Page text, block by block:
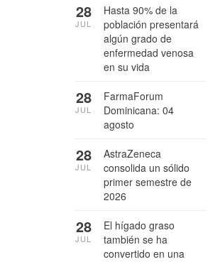
Hasta 90% de la
población presentará
algún grado de
enfermedad venosa
en su vida
28
JUL
FarmaForum
Dominicana: 04
agosto
28
JUL
AstraZeneca
consolida un sólido
primer semestre de
2026
28
JUL
El hígado graso
también se ha
convertido en una
28
JUL